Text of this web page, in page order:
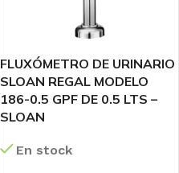
FLUXÓMETRO DE URINARIO
SLOAN REGAL MODELO
186-0.5 GPF DE 0.5 LTS –
SLOAN
En stock